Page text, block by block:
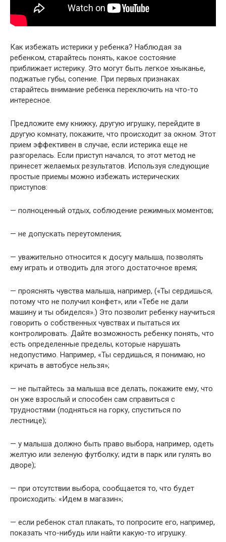
Как избежать истерики у ребенка? Наблюдая за
ребенком, старайтесь понять, какое состояние
приближает истерику. Это могут быть легкое хныканье,
поджатые губы, сопение. При первых признаках
старайтесь внимание ребенка переключить на что-то
интересное.
Предложите ему книжку, другую игрушку, перейдите в
другую комнату, покажите, что происходит за окном. Этот
прием эффективен в случае, если истерика еще не
разгорелась. Если приступ начался, то этот метод не
принесет желаемых результатов. Используя следующие
простые приемы можно избежать истерических
приступов:
— полноценный отдых, соблюдение режимных моментов;
— не допускать переутомления;
— уважительно относится к досугу малыша, позволять
ему играть и отводить для этого достаточное время;
— прояснять чувства малыша, например, («Ты сердишься,
потому что не получил конфет», или «Тебе не дали
машину и ты обиделся».) Это позволит ребенку научиться
говорить о собственных чувствах и пытаться их
контролировать. Дайте возможность ребенку понять, что
есть определенные пределы, которые нарушать
недопустимо. Например, «Ты сердишься, я понимаю, но
кричать в автобусе нельзя»;
— не пытайтесь за малыша все делать, покажите ему, что
он уже взрослый и способен сам справиться с
трудностями (подняться на горку, спуститься по
лестнице);
— у малыша должно быть право выбора, например, одеть
желтую или зеленую футболку; идти в парк или гулять во
дворе);
— при отсутствии выбора, сообщается то, что будет
происходить: «Идем в магазин»;
— если ребенок стал плакать, то попросите его, например,
показать что-нибудь или найти какую-то игрушку.